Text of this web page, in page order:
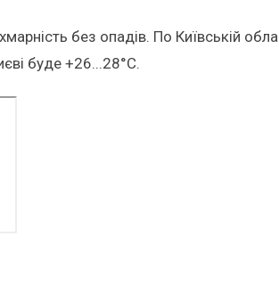
без опадів. По Київській
буде +26...28°С.